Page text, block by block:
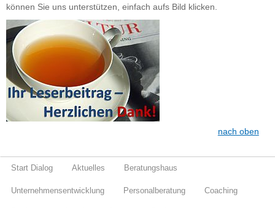
können Sie uns unterstützen, einfach aufs Bild klicken.
nach oben
Start Dialog Aktuelles Beratungshaus
Unternehmensentwicklung Personalberatung Coaching